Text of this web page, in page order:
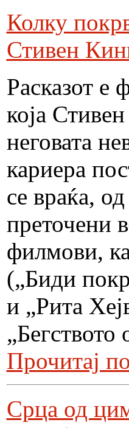
Колку
Стивен
Расказот е
која
неговата
кариера
се враќа,
преточени
филмови,
(„Биди
и „Рита
Прочитај
Срца од